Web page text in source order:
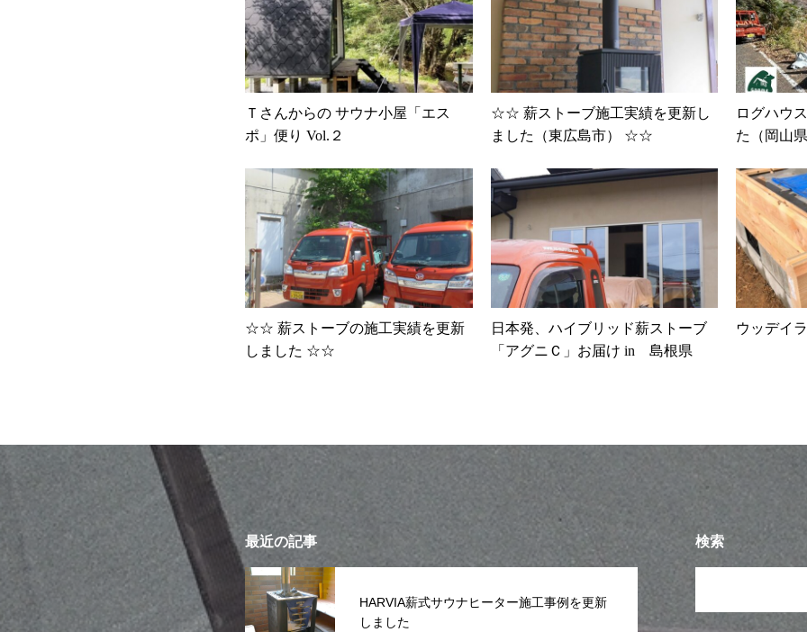
Ｔさんからの サウナ小屋「エス
ポ」便り Vol.２
☆☆ 薪ストーブ施工実績を更新し
ました（東広島市） ☆☆
ログハウ
た（岡山
☆☆ 薪ストーブの施工実績を更新
しました ☆☆
日本発、ハイブリッド薪ストーブ
「アグニＣ」お届け in 島根県
ウッデイ
最近の記事
HARVIA薪式サウナヒーター施工事例を更新
しました
検索